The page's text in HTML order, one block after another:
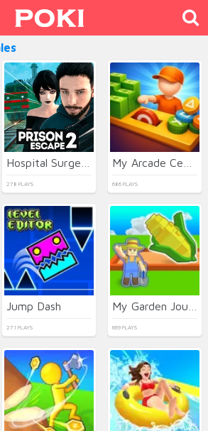
278 PLAYS 686 PLAYS
Jump Dash
271 PLAYS 669 PLAYS